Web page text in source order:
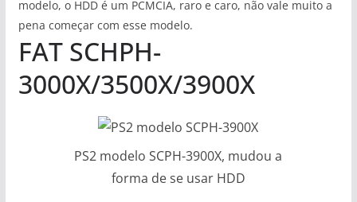
modelo, o HDD é um PCMCIA, raro e caro, não vale muito a
pena começar com esse modelo.
FAT SCHPH-
3000X/3500X/3900X
PS2 modelo SCPH-3900X, mudou a
forma de se usar HDD